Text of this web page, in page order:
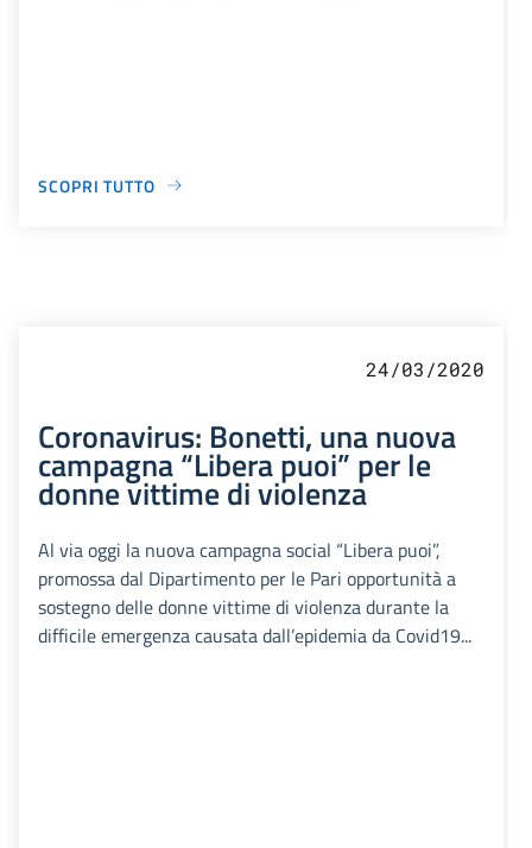
SCOPRI TUTTO
24/03/2020
Coronavirus: Bonetti, una nuova
campagna “Libera puoi” per le
donne vittime di violenza
Al via oggi la nuova campagna social “Libera puoi”,
promossa dal Dipartimento per le Pari opportunità a
sostegno delle donne vittime di violenza durante la
difficile emergenza causata dall’epidemia da Covid19...